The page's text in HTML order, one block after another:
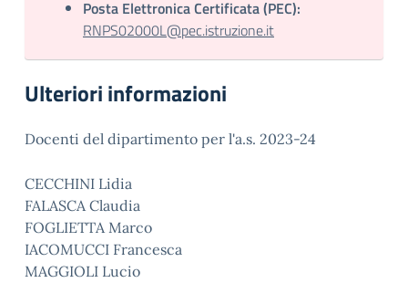
Posta Elettronica Certificata (PEC):
RNPS02000L@pec.istruzione.it
Ulteriori informazioni
Docenti del dipartimento per l'a.s. 2023-24
CECCHINI Lidia
FALASCA Claudia
FOGLIETTA Marco
IACOMUCCI Francesca
MAGGIOLI Lucio